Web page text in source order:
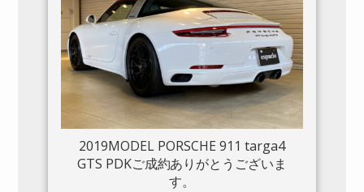
2019MODEL PORSCHE 911 targa4
GTS PDKご成約ありがとうございま
す。